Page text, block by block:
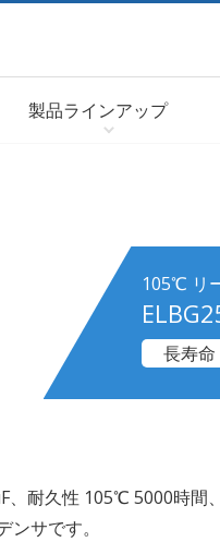
製品ラインアップ
105℃ リ
長寿命
、耐久性 105℃ 5000時間
サです。